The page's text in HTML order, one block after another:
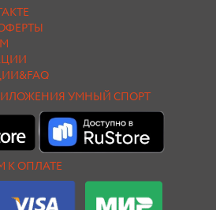
УМНЫЙ СПОРТ
ОПЛАТЕ